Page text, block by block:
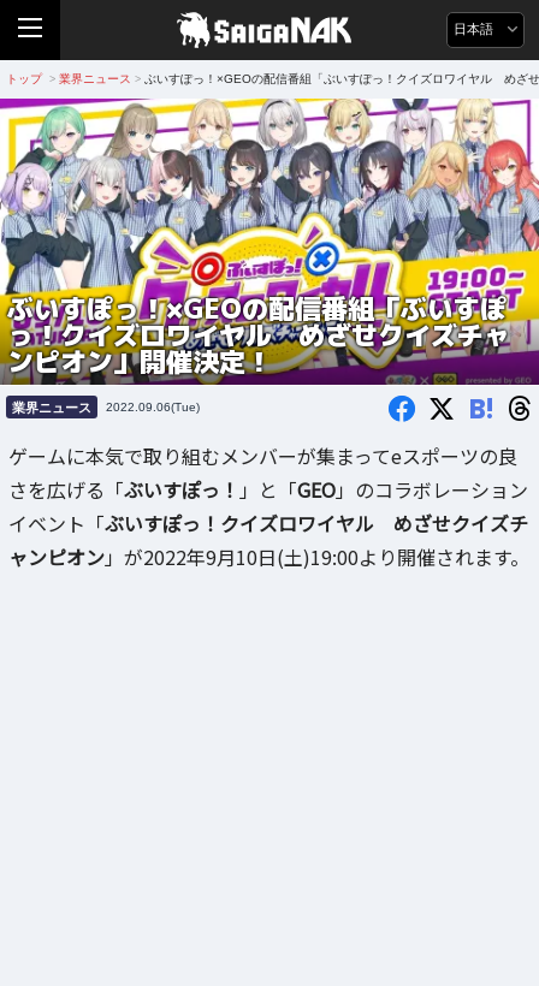
日本語
トップ > 業界ニュース > ぶいすぽっ！×GEOの配信番組「ぶいすぽっ！クイズロワイヤル めざ
ぶいすぽっ！×GEOの配信番組「ぶいすぽ
っ！クイズロワイヤル めざせクイズチャ
ンピオン」開催決定！
業界ニュース 2022.09.06(Tue) B!
ゲームに本気で取り組むメンバーが集まってeスポーツの良
さを広げる「ぶいすぽっ！ 」と「GEO」のコラボレーション
イベント「ぶいすぽっ！クイズロワイヤル めざせクイズチ
ャンピオン」が2022年9月10日(土)19:00より開催されます。